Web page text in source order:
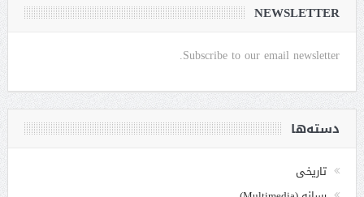
NEWSLETTER
Subscribe to our email newsletter.
دسته‌ها
تاریخی